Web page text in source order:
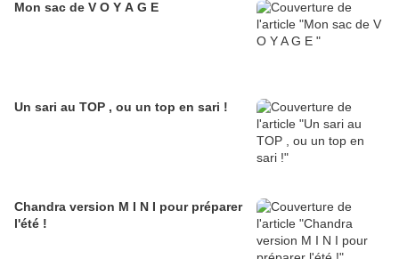
Mon sac de V O Y A G E
Un sari au TOP , ou un top en sari !
Chandra version M I N I pour préparer
l'été !